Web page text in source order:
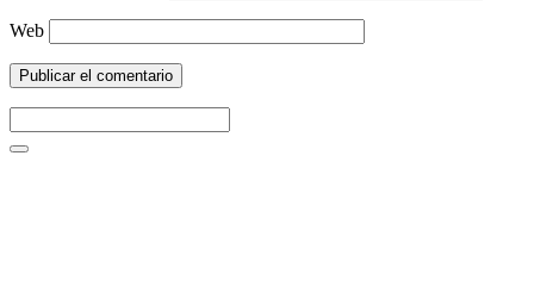
Web